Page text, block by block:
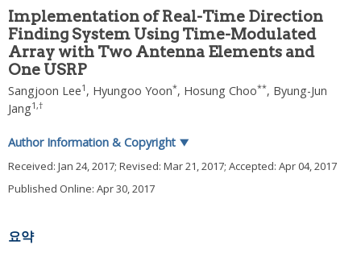
Implementation of Real-Time Direction
Finding System Using Time-Modulated
Array with Two Antenna Elements and
One USRP
Sangjoon Lee1 , Hyungoo Yoon*, Hosung Choo**, Byung-Jun
Jang1,†
Author Information & Copyright ▼
Received: Jan 24, 2017; Revised: Mar 21, 2017; Accepted: Apr 04, 2017
Published Online: Apr 30, 2017
요약